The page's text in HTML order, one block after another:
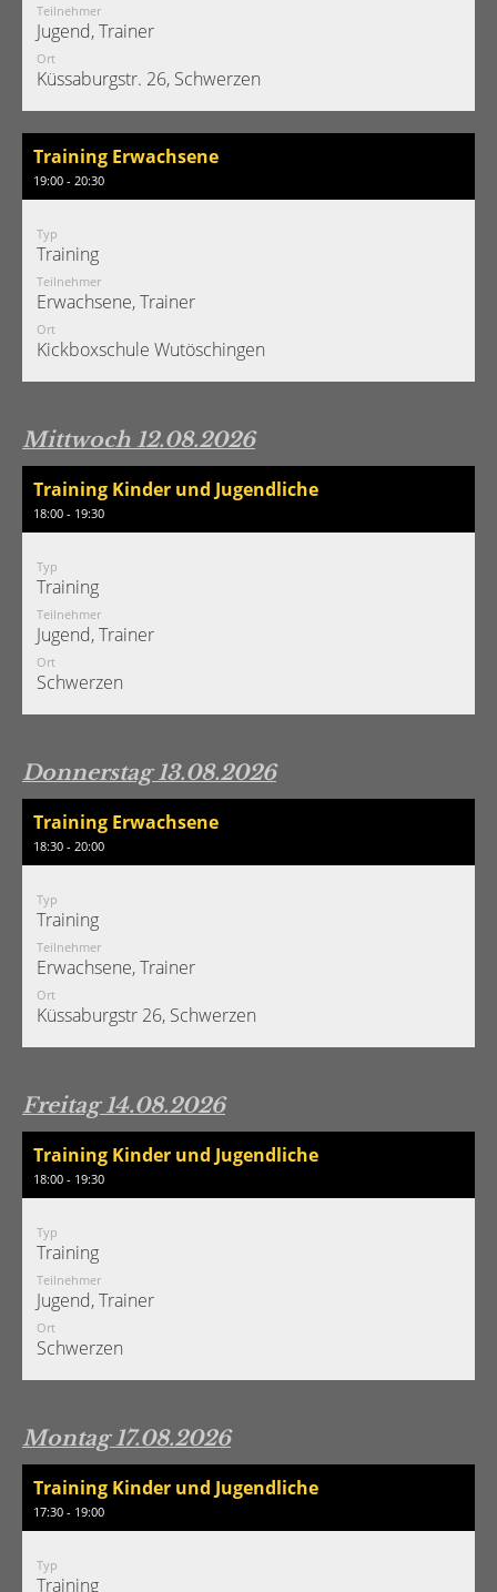
Teilnehmer
Jugend, Trainer
Ort
Küssaburgstr. 26, Schwerzen
Training Erwachsene
19:00 - 20:30
Typ
Training
Teilnehmer
Erwachsene, Trainer
Ort
Kickboxschule Wutöschingen
Mittwoch 12.08.2026
Training Kinder und Jugendliche
18:00 - 19:30
Typ
Training
Teilnehmer
Jugend, Trainer
Ort
Schwerzen
Donnerstag 13.08.2026
Training Erwachsene
18:30 - 20:00
Typ
Training
Teilnehmer
Erwachsene, Trainer
Ort
Küssaburgstr 26, Schwerzen
Freitag 14.08.2026
Training Kinder und Jugendliche
18:00 - 19:30
Typ
Training
Teilnehmer
Jugend, Trainer
Ort
Schwerzen
Montag 17.08.2026
Training Kinder und Jugendliche
17:30 - 19:00
Typ
Training